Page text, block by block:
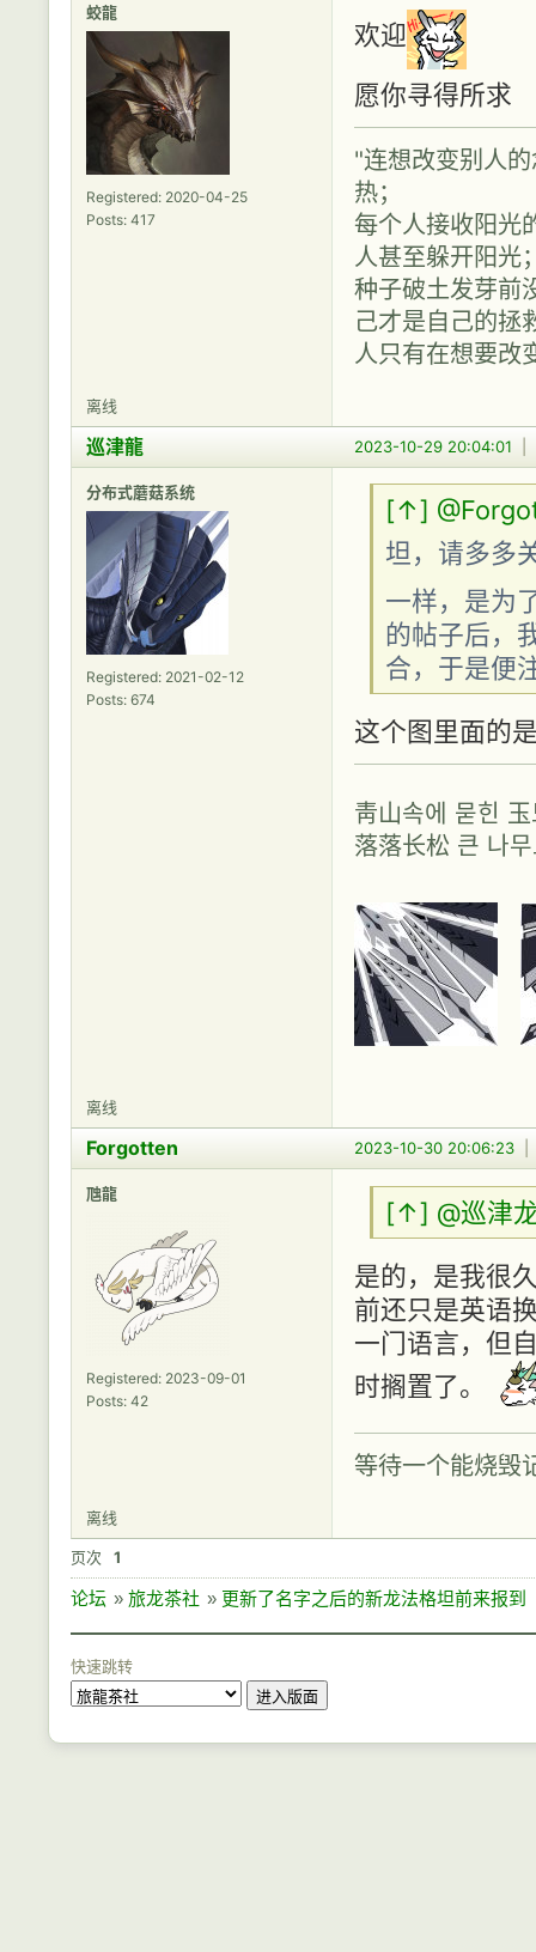
蛟龍
Registered: 2020-04-25
Posts: 417
欢迎
愿你寻得所求
"连想改变别人
热；
每个人接收阳光
人甚至躲开阳光
种子破土发芽前
己才是自己的拯
人只有在想要改
离线
2023-10-29 20:04:01
巡津龍
分布式蘑菇系统
Registered: 2021-02-12
Posts: 674
[↑]
坦，请多多
一样，是为
的帖子后，
合，于是便
这个图里面的
靑山속에 묻힌
落落长松 큰 나
离线
2023-10-30 20:06:23
Forgotten
虺龍
Registered: 2023-09-01
Posts: 42
[↑] @巡津
是的，是我很
前还只是英语
一门语言，但
时搁置了。
等待一个能烧毁
离线
页次 1
论坛 » 旅龙茶社 » 更新了名字之后的新龙法格坦前来报到
快速跳转